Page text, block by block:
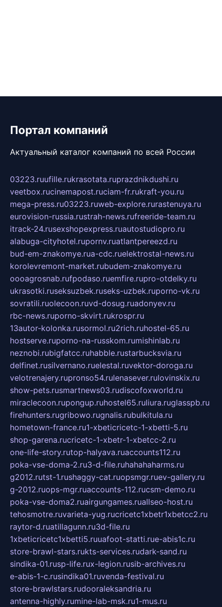
Портал компаний
Актуальный каталог компаний по всей России
03223.ruufille.rukrasotata.ruprazdnikdushi.ru
veetbox.rucinemapost.ruciam-fr.rukraft-you.ru
mega-press.ru03223.ruweb-explore.rurastenuya.ru
eurovision-russia.rustrah-news.rufreeride-team.ru
itrack-24.rusexshopexpress.ruautostudiopro.ru
alabuga-cityhotel.rupornv.ruatlantpereezd.ru
bud-em-znakomye.rua-cdc.ruelektrostal-news.ru
korolevremont-market.rubudem-znakomye.ru
oooagrosnab.rufpodaso.ruemfire.rupro-otdelky.ru
ukrasotki.ruseksuzbek.ruseks-uzbek.ruporno-vk.ru
sovratili.ruolecoon.ruvd-dosug.ruadonyev.ru
rbc-news.ruporno-skvirt.rukrospr.ru
13autor-kolonka.rusormol.ru2rich.ruhostel-65.ru
hostserve.ruporno-na-russkom.rumishinlab.ru
neznobi.rubigfatcc.ruhabble.rustarbucksvia.ru
delfinet.rusilvernano.ruelestal.ruvektor-doroga.ru
velotrenajery.rupronso54.rulenasever.rulovinskix.ru
show-pets.rusmartnews03.rudiscofoxworld.ru
miraclecoon.rupongup.ruhostel65.ruliura.ruglasspb.ru
firehunters.rugribowo.rugnalis.rubulkitula.ru
hometown-france.ru1-xbeticricetc-1-xbetti-5.ru
shop-garena.rucricetc-1-xbetr-1-xbetcc-2.ru
one-life-story.rutop-halyava.ruaccounts112.ru
poka-vse-doma-2.ru3-d-file.ruhahahaharms.ru
g2012.rutst-1.rushaggy-cat.ruopsmgr.ruev-gallery.ru
g-2012.ruops-mgr.ruaccounts-112.rucsm-demo.ru
poka-vse-doma2.ruairgungames.ruallseo-host.ru
tehosmotre.ruvarieta-yug.rucricetc1xbetr1xbetcc2.ru
raytor-d.ruatillagunn.ru3d-file.ru
1xbeticricetc1xbetti5.ruuafoot-statti.rue-abis1c.ru
store-brawl-stars.rukts-services.rudark-sand.ru
sindika-01.rusp-life.rux-legion.rusib-archives.ru
e-abis-1-c.rusindika01.ruvenda-festival.ru
store-brawlstars.rudooraleksandria.ru
antenna-highly.rumine-lab-msk.ru1-mus.ru